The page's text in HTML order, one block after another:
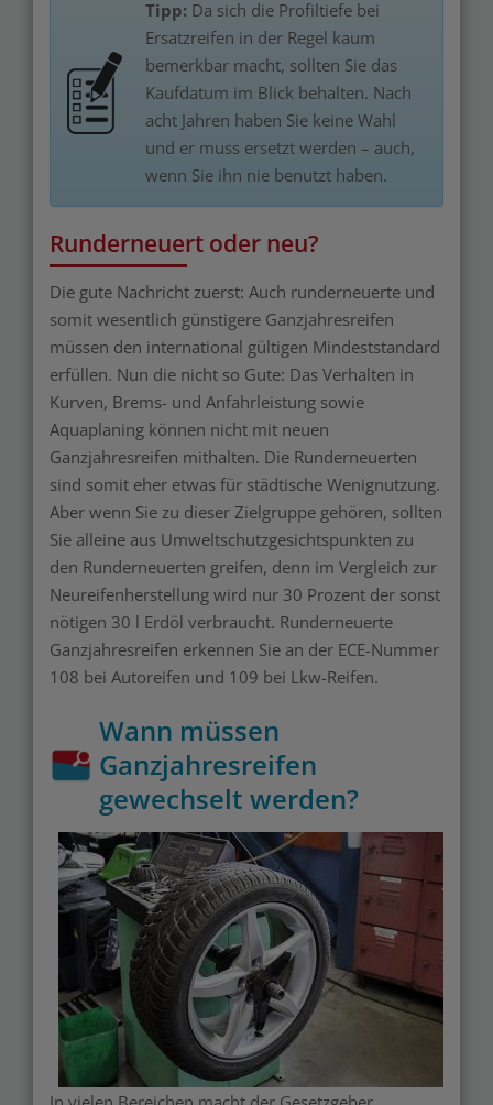
Tipp: Da sich die Profiltiefe bei
Ersatzreifen in der Regel kaum
bemerkbar macht, sollten Sie das
Kaufdatum im Blick behalten. Nach
acht Jahren haben Sie keine Wahl
und er muss ersetzt werden – auch,
wenn Sie ihn nie benutzt haben.
Runderneuert oder neu?
Die gute Nachricht zuerst: Auch runderneuerte und
somit wesentlich günstigere Ganzjahresreifen
müssen den international gültigen Mindeststandard
erfüllen. Nun die nicht so Gute: Das Verhalten in
Kurven, Brems- und Anfahrleistung sowie
Aquaplaning können nicht mit neuen
Ganzjahresreifen mithalten. Die Runderneuerten
sind somit eher etwas für städtische Wenignutzung.
Aber wenn Sie zu dieser Zielgruppe gehören, sollten
Sie alleine aus Umweltschutzgesichtspunkten zu
den Runderneuerten greifen, denn im Vergleich zur
Neureifenherstellung wird nur 30 Prozent der sonst
nötigen 30 l Erdöl verbraucht. Runderneuerte
Ganzjahresreifen erkennen Sie an der ECE-Nummer
108 bei Autoreifen und 109 bei Lkw-Reifen.
Wann müssen
Ganzjahresreifen
gewechselt werden?